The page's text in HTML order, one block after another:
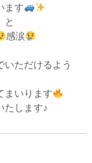
ます
と
感涙
いただけるよう
まいります
たします♪